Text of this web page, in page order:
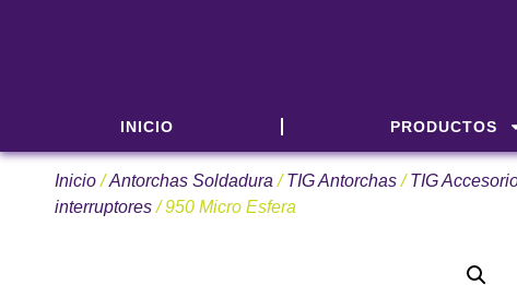
INICIO PRODUCTOS
Inicio/Antorchas Soldadura /TIG Antorchas/TIG
interruptores/ 950 Micro Esfera